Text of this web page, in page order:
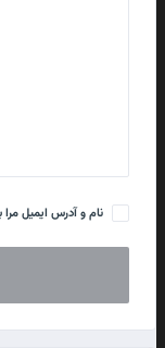
نام و آدرس ایمیل مرا